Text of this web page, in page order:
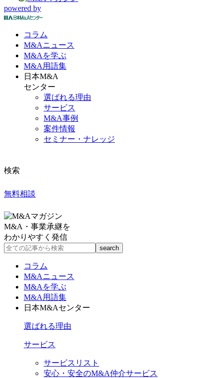
powered by
コラム
M&Aニュース
M&Aを学ぶ
M&A 用語集
日本M&A
センター
選ばれる理由
サービス
M&A事例
案件情報
セミナー・ナレッジ
検索
無料相談
M&A・事業承継を
わかりやすく発信
コラム
M&Aニュース
M&Aを学ぶ
M&A用語集
日本M&Aセンター
選ばれる理由
サービス
サービスリスト
安心・安全のM&A仲介サービス